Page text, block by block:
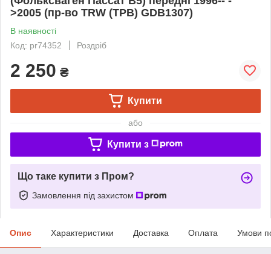
>2005 (пр-во TRW (ТРВ) GDB1307)
В наявності
Код: pr74352
Роздріб
2 250 ₴
Купити
або
Купити з
Що таке купити з Пром?
Замовлення під захистом
Опис Характеристики Доставка Оплата Умови